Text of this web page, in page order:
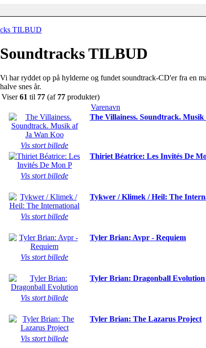
TILBUD
Soundtracks TILBUD
Vi har ryddet op på hylderne og fundet soundtrack-CD'er fra en
halve snes år.
Viser61 til 77 (af 77 produkter)
Varenavn
Vis stort billede
The Villainess. Soundtrack.
Vis stort billede
Thiriet Béatrice: Les Invités De
Vis stort billede
Tykwer / Klimek / Heil: The
Vis stort billede
Tyler Brian: Avpr - Requiem
Vis stort billede
Tyler Brian: Dragonball Evolution
Vis stort billede
Tyler Brian: The Lazarus Project